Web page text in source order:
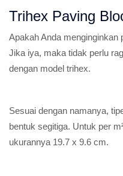
Trihex Paving
Apakah Anda menginginkan
Jika iya, maka tidak perlu
dengan model trihex.
Sesuai dengan namanya,
bentuk segitiga. Untuk per
ukurannya 19.7 x 9.6 cm.